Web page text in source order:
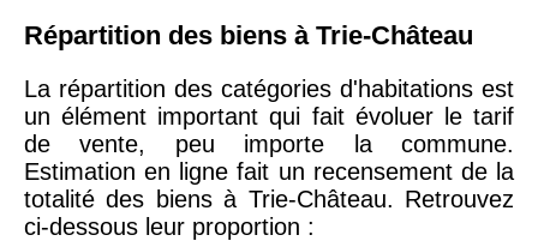
51100 -Reims 3 036 € 2 667 €
75013 -Paris
13ème
arrondissement
10 073 € 11 085 €
Répartition des biens à Trie-Château
La répartition des catégories d'habitations est
un élément important qui fait évoluer le tarif
de vente, peu importe la commune.
Estimation en ligne fait un recensement de la
totalité des biens à Trie-Château. Retrouvez
ci-dessous leur proportion :